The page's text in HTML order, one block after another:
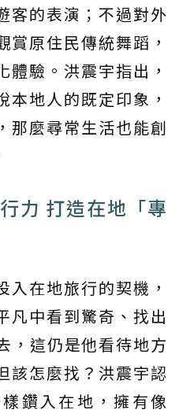
客的表演；不過對外
原住民傳統舞蹈，
驗。洪震宇指出，
本地人的既定印象，
那麼尋常生活也能創
力 打造在地「專
入在地旅行的契機，
凡中看到驚奇、找出
，這仍是他看待地方
該怎麼找？洪震宇認
鑽入在地，擁有像